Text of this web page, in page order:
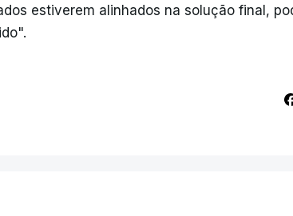
estiverem alinhados na solução final,